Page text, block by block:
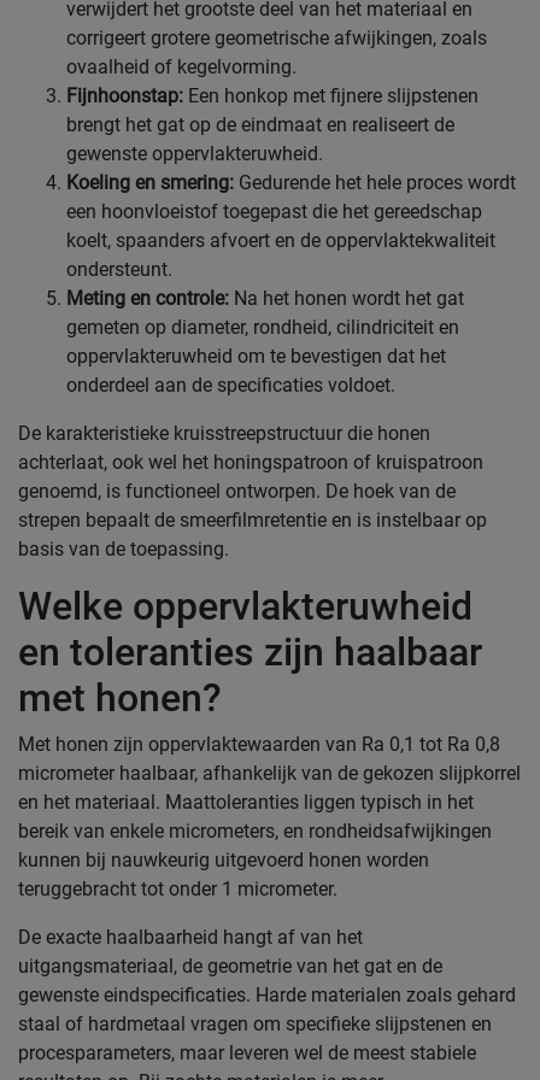
verwijdert het grootste deel van het materiaal en
corrigeert grotere geometrische afwijkingen, zoals
ovaalheid of kegelvorming.
Fijnhoonstap: Een honkop met fijnere slijpstenen
brengt het gat op de eindmaat en realiseert de
gewenste oppervlakteruwheid.
Koeling en smering: Gedurende het hele proces wordt
een hoonvloeistof toegepast die het gereedschap
koelt, spaanders afvoert en de oppervlaktekwaliteit
ondersteunt.
Meting en controle: Na het honen wordt het gat
gemeten op diameter, rondheid, cilindriciteit en
oppervlakteruwheid om te bevestigen dat het
onderdeel aan de specificaties voldoet.
De karakteristieke kruisstreepstructuur die honen
achterlaat, ook wel het honingspatroon of kruispatroon
genoemd, is functioneel ontworpen. De hoek van de
strepen bepaalt de smeerfilmretentie en is instelbaar op
basis van de toepassing.
Welke oppervlakteruwheid
en toleranties zijn haalbaar
met honen?
Met honen zijn oppervlaktewaarden van Ra 0,1 tot Ra 0,8
micrometer haalbaar, afhankelijk van de gekozen slijpkorrel
en het materiaal. Maattoleranties liggen typisch in het
bereik van enkele micrometers, en rondheidsafwijkingen
kunnen bij nauwkeurig uitgevoerd honen worden
teruggebracht tot onder 1 micrometer.
De exacte haalbaarheid hangt af van het
uitgangsmateriaal, de geometrie van het gat en de
gewenste eindspecificaties. Harde materialen zoals gehard
staal of hardmetaal vragen om specifieke slijpstenen en
procesparameters, maar leveren wel de meest stabiele